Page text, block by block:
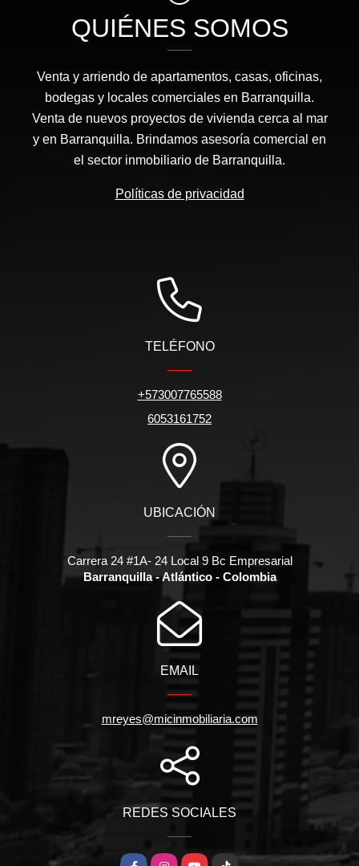
QUIÉNES SOMOS
Venta y arriendo de apartamentos, casas, oficinas,
bodegas y locales comerciales en Barranquilla.
Venta de nuevos proyectos de vivienda cerca al mar
y en Barranquilla. Brindamos asesoría comercial en
el sector inmobiliario de Barranquilla.
Políticas de privacidad
TELÉFONO
+573007765588
6053161752
UBICACIÓN
Carrera 24 #1A- 24 Local 9 Bc Empresarial
Barranquilla - Atlántico - Colombia
EMAIL
mreyes@micinmobiliaria.com
REDES SOCIALES
FacebookInstagramYouTubeTikTok